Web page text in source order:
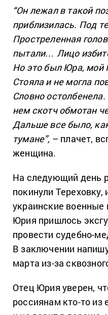
“Он лежал в такой
приблизилась. Под
Простреленная
пытали… Лицо
Но это был Юра, мой
Стояла и не могла
Словно
нем скотч обмотан
Дальше все было,
тумане”, – плачет,
женщина.
На следующий день
покинули Тереховку,
украинские
Юрия пришлось
провести судебно-
В заключении
марта из-за
Отец Юрия уверен,
россиянам кто-то из